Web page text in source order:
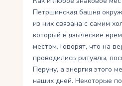
Петршинская башня
из них связана с самим
который в языческие
местом. Говорят, что на
проводились ритуалы,
Перуну, а энергия этого
наших дней. Некоторые